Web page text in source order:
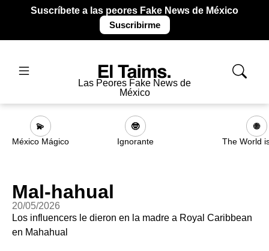
Suscríbete a las peores Fake News de México
Suscribirme
Las Peores Fake News de
México
💫
México Mágico
🤓
Ignorante
🌐
The World
Mal-hahual
20/05/2026
Los influencers le dieron en la madre a Royal Caribbean
en Mahahual